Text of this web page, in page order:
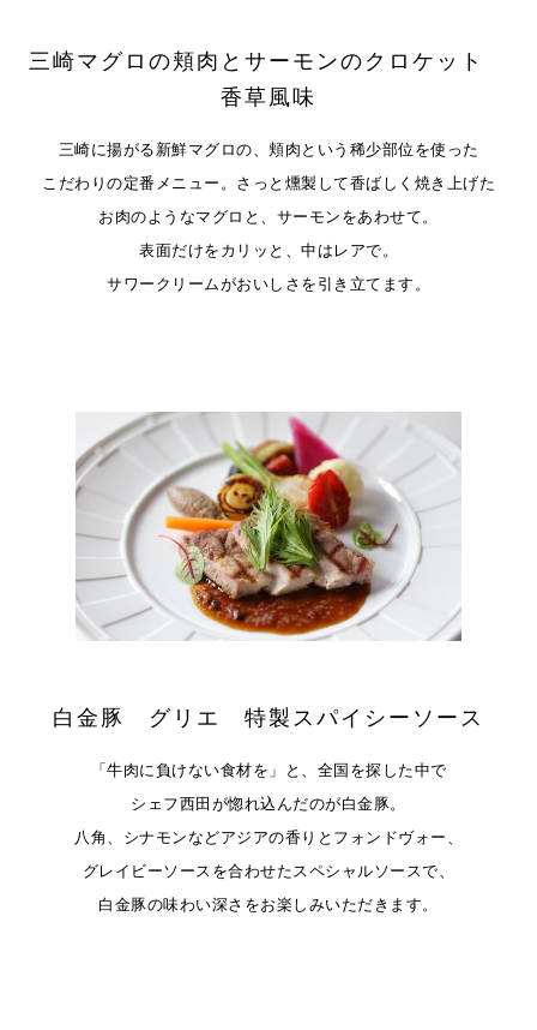
三崎マグロの頬肉と サーモンのクロケット
香草風味
三崎に揚がる新鮮マグロの、 頬肉という稀少部位を使った
こだわりの定番メニュー。 さっと燻製して香ばしく焼き上げた
お肉のようなマグロと、サーモンをあわせて。
表面だけをカリッと、中はレアで。
サワークリームがおいしさを引き立てます。
白金豚 グリエ 特製スパイシーソース
「牛肉に負けない食材を」と、全国を探した中で
シェフ西田が惚れ込んだのが白金豚。
八角、シナモンなどアジアの香りとフォンドヴォー、
グレイビーソースを合わせたスペシャルソースで、
白金豚の味わい深さをお楽しみいただきます。